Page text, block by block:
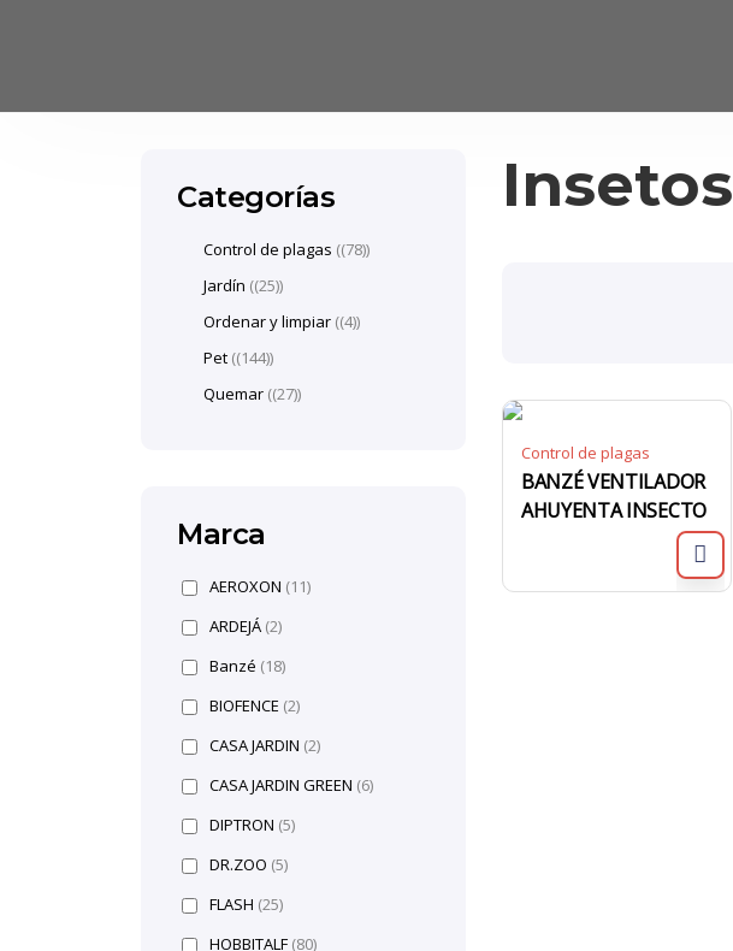
Insetos
Control de plagas
BANZÉ VENTILADOR
AHUYENTA INSECTO
Categorías
Control de plagas (78)
Jardín (25)
Ordenar y limpiar (4)
Pet (144)
Quemar (27)
Marca
AEROXON (11)
ARDEJÁ (2)
Banzé (18)
BIOFENCE (2)
CASA JARDIN (2)
CASA JARDIN GREEN (6)
DIPTRON (5)
DR.ZOO (5)
FLASH (25)
HOBBITALF (80)